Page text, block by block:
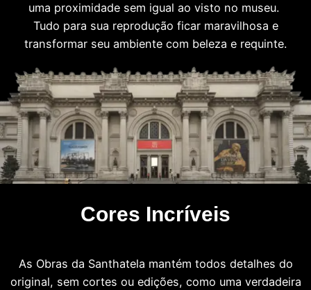
uma proximidade sem igual ao visto no museu.
Tudo para sua reprodução ficar maravilhosa e
transformar seu ambiente com beleza e requinte.
Cores Incríveis
As Obras da Santhatela mantém todos detalhes do
original, sem cortes ou edições, como uma verdadeira